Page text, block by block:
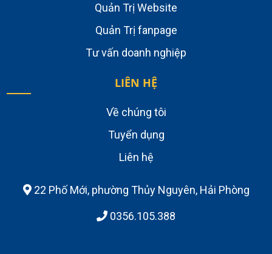
Quản Trị Website
Quản Trị fanpage
Tư vấn doanh nghiệp
LIÊN HỆ
Về chúng tôi
Tuyển dụng
Liên hệ
22 Phố Mới, phường Thủy Nguyên, Hải Phòng
0356.105.388